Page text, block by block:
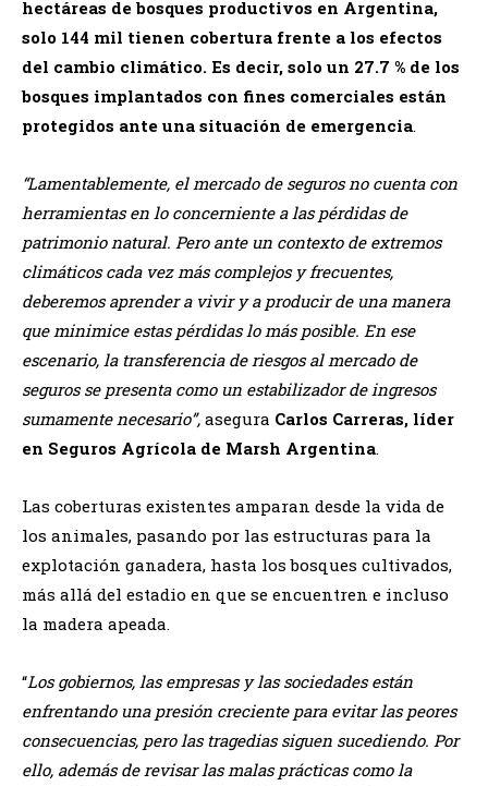
hectáreas de bosques productivos en Argentina,
solo 144 mil tienen cobertura frente a los efectos
del cambio climático. Es decir, solo un 27.7 % de los
bosques implantados con fines comerciales están
protegidos ante una situación de emergencia.
“Lamentablemente, el mercado de seguros no cuenta con
herramientas en lo concerniente a las pérdidas de
patrimonio natural. Pero ante un contexto de extremos
climáticos cada vez más complejos y frecuentes,
deberemos aprender a vivir y a producir de una manera
que minimice estas pérdidas lo más posible. En ese
escenario, la transferencia de riesgos al mercado de
seguros se presenta como un estabilizador de ingresos
sumamente necesario”, asegura Carlos Carreras, líder
en Seguros Agrícola de Marsh Argentina.
Las coberturas existentes amparan desde la vida de
los animales, pasando por las estructuras para la
explotación ganadera, hasta los bosques cultivados,
más allá del estadio en que se encuentren e incluso
la madera apeada.
“Los gobiernos, las empresas y las sociedades están
enfrentando una presión creciente para evitar las peores
consecuencias, pero las tragedias siguen sucediendo. Por
ello, además de revisar las malas prácticas como la